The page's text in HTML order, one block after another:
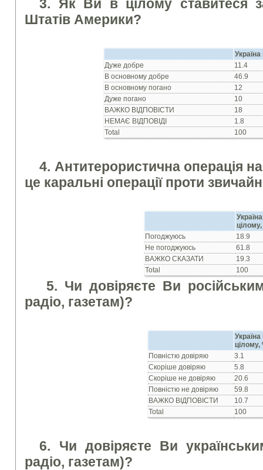
3. Як Ви в цiлому ставитеся
Штатiв Америки?
Дуже добре
11.4
В основному добре
46.9
В основному погано
12
Дуже погано
10
ВАЖКО ВIДПОВIСТИ
18
НЕМАЄ ВIДПОВIДI
1.8
Total
100
4. Антитерористична операцiя
це каральнi операцiї проти
Погоджуюсь
18.9
Не погоджуюсь
61.8
ВАЖКО СКАЗАТИ
19.3
Total
100
5. Чи довiряєте Ви
радiо, газетам)?
Україна
цілому,
Повнiстю довiряю
3.1
Скорiше довiряю
5.8
Скорiше не довiряю
20.6
Повнiстю не довiряю
59.8
ВАЖКО ВIДПОВIСТИ
10.7
Total
100
6. Чи довiряєте Ви
радiо, газетам)?